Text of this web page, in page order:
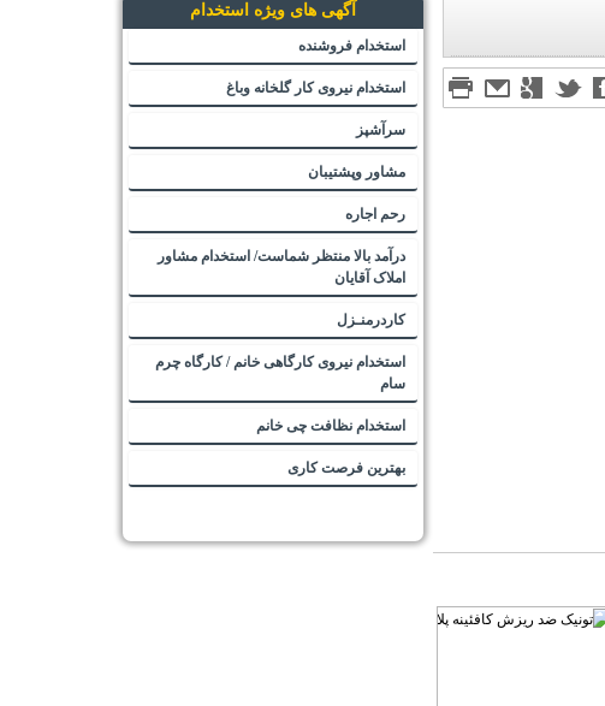
آگهی های ویژه استخدام
استخدام فروشنده
استخدام نیروی کار گلخانه وباغ
سرآشپز
مشاور وپشتیبان
رحم اجاره
درآمد بالا منتظر شماست/ استخدام مشاور
املاک آقایان
کاردرمنـزل
استخدام نیروی کارگاهی خانم / کارگاه چرم
سام
استخدام نظافت چی خانم
بهترین فرصت کاری